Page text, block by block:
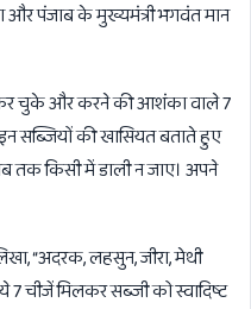
और पंजाब के मुख्यमंत्री भगवंत मान
चुके और करने की आशंका वाले 7
सब्जियों की खासियत बताते हुए
किसी में डाली न जाए। अपने
“अदरक, लहसुन, जीरा, मेथी
7 चीजें मिलकर सब्जी को स्वादिष्ट